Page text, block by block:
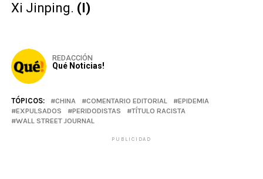
Xi Jinping. (I)
REDACCIÓN
Qué Noticias!
TÓPICOS: CHINA COMENTARIO EDITORIAL
EPIDEMIA
EXPULSADOS
PERIDODISTAS
TÍTULO RACISTA
WALL STREET JOURNAL
PUBLICIDAD